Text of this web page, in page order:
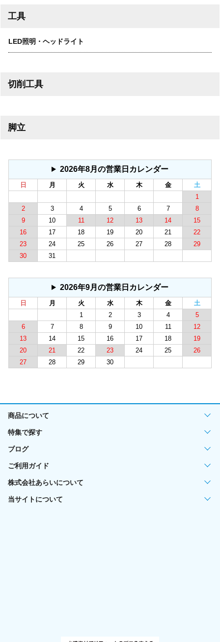
工具
LED照明・ヘッドライト
切削工具
脚立
2026年8月の営業日カレンダー
日 月 火 水 木 金
土
1
2
3 4 5 6 7
8
9
10 11 12 13 14
15
16
17 18 19 20 21
22
23
24 25 26 27 28
29
30
31
2026年9月の営業日カレンダー
日 月 火 水 木 金
土
1
2 3 4
5
6
7 8 9 10 11
12
13
14 15 16 17 18
19
20
21 22 23 24 25
26
27
28 29 30
商品について
特集で探す
ブログ
ご利用ガイド
株式会社あらいについて
当サイトについて